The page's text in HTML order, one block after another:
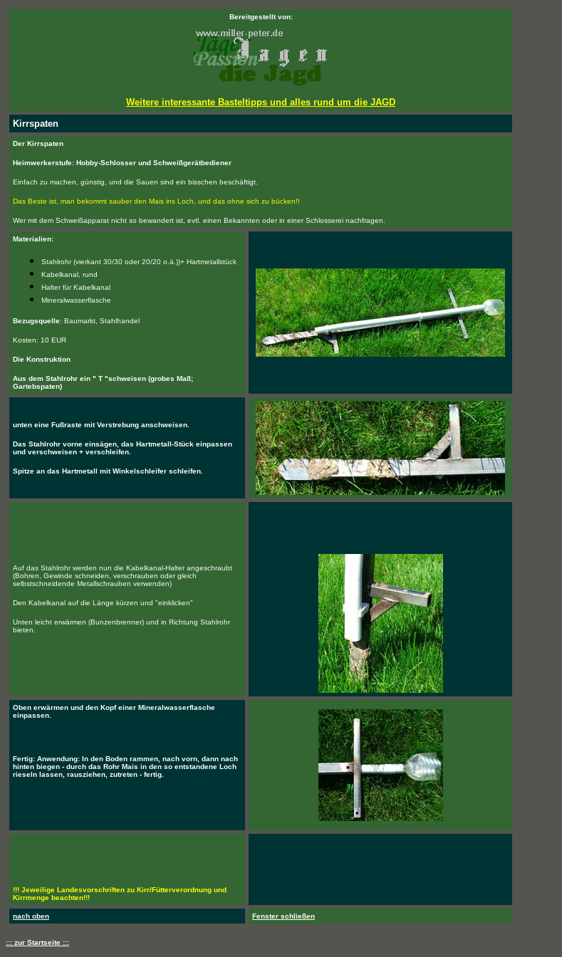
Bereitgestellt von:
Weitere interessante Basteltipps und alles rund um die JAGD
Kirrspaten
Der Kirrspaten
Heimwerkerstufe: Hobby-Schlosser und Schweißgerätbediener
Einfach zu machen, günstig, und die Sauen sind ein bisschen beschäftigt.
Das Beste ist, man bekommt sauber den Mais ins Loch, und das ohne sich zu bücken!!
Wer mit dem Schweißapparat nicht so bewandert ist, evtl. einen Bekannten oder in einer Schlosserei nachfragen.
Materialien:
Stahlrohr (vierkant 30/30 oder 20/20 o.ä.))+ Hartmetallstück
Kabelkanal, rund
Halter für Kabelkanal
Mineralwasserflasche
Bezugsquelle: Baumarkt, Stahlhandel
Kosten: 10 EUR
Die Konstruktion
Aus dem Stahlrohr ein " T "schweisen (grobes Maß;
Gartebspaten)
unten eine Fußraste mit Verstrebung anschweisen.
Das Stahlrohr vorne einsägen, das Hartmetall-Stück einpassen
und verschweisen + verschleifen.
Spitze an das Hartmetall mit Winkelschleifer schleifen.
Auf das Stahlrohr werden nun die Kabelkanal-Halter angeschraubt
(Bohren, Gewinde schneiden, verschrauben oder gleich
selbstschneidende Metallschrauben verwenden)
Den Kabelkanal auf die Länge kürzen und "einklicken"
Unten leicht erwärmen (Bunzenbrenner) und in Richtung Stahlrohr
bieten.
Oben erwärmen und den Kopf einer Mineralwasserflasche
einpassen.
Fertig: Anwendung: In den Boden rammen, nach vorn, dann nach
hinten biegen - durch das Rohr Mais in den so entstandene Loch
rieseln lassen, rausziehen, zutreten - fertig.
!!! Jeweilige Landesvorschriften zu Kirr/Fütterverordnung und
Kirrmenge beachten!!!
nach oben Fenster schließen
::: zur Startseite :::